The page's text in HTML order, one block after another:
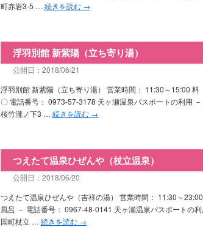
町赤岩3-5 … 続きを読む →
浮羽別館 新紫陽（立ち寄り湯）
公開日：2018/06/21
浮羽別館 新紫陽（立ち寄り湯） 営業時間： 11:30～15:00
〇 電話番号： 0973-57-3178 天ヶ瀬温泉パスポートの利用
桜竹瀧ノ下3 … 続きを読む →
つえたて温泉ひぜんや（杖立温泉）
公開日：2018/06/20
つえたて温泉ひぜんや（吉祥の湯） 営業時間： 11:30～
風呂 － 電話番号： 0967-48-0141 天ヶ瀬温泉パスポートの
国町杖立 … 続きを読む →